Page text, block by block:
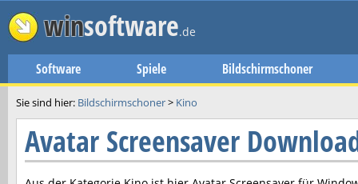
winsoftware.de
Software Spiele Bildschirmschoner
Sie sind hier: Bildschirmschoner> Kino
Avatar Screensaver